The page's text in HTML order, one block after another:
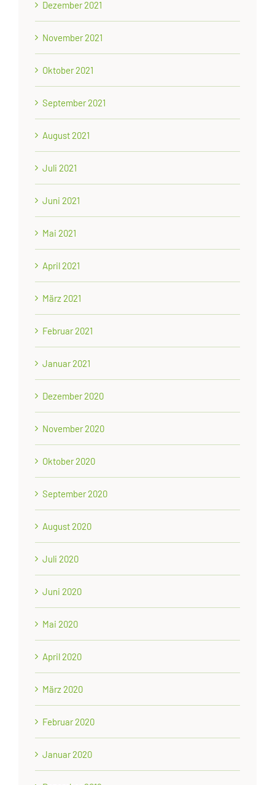
Dezember 2021
November 2021
Oktober 2021
September 2021
August 2021
Juli 2021
Juni 2021
Mai 2021
April 2021
März 2021
Februar 2021
Januar 2021
Dezember 2020
November 2020
Oktober 2020
September 2020
August 2020
Juli 2020
Juni 2020
Mai 2020
April 2020
März 2020
Februar 2020
Januar 2020